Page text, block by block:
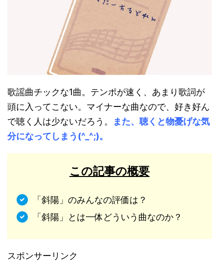
歌謡曲チックな1曲。テンポが速く、あまり歌詞が
頭に入ってこない。マイナーな曲なので、好き好ん
で聴く人は少ないだろう。
また、聴くと物憂げな気
分になってしまう(^_^;)。
この記事の概要
「斜陽」のみんなの評価は？
「斜陽」とは一体どういう曲なのか？
スポンサーリンク